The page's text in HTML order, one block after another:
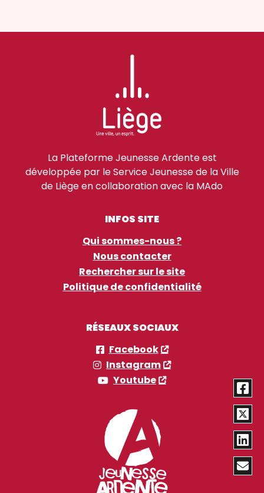
La Plateforme Jeunesse Ardente est
développée par le Service Jeunesse de la Ville
de Liège en collaboration avec la MAdo
INFOS SITE
Qui sommes-nous ?
Nous contacter
Rechercher sur le site
Politique de confidentialité
RÉSEAUX SOCIAUX
Facebook
Instagram
Youtube